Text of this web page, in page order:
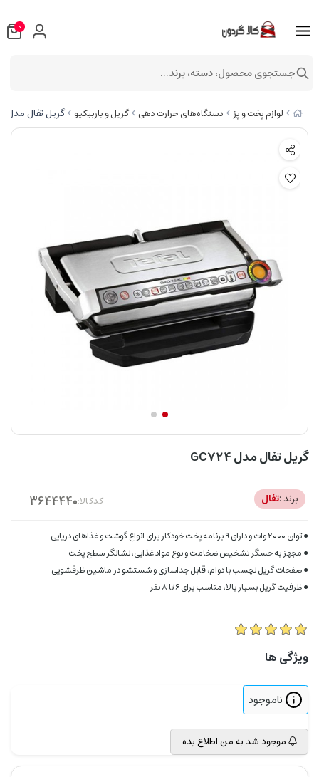
لوازم پخت و پز دستگاه‌های حرارت دهی گریل و باربیکیو گریل تفال مدل GC724
گریل تفال مدل GC724
برند :تفال کدکالا:
● توان ۲۰۰۰ وات و دارای ۹ برنامه پخت خودکار برای انواع گوشت و غذاهای دریایی
● مجهز به حسگر تشخیص ضخامت و نوع مواد غذایی، نشانگر سطح پخت
● صفحات گریل نچسب با دوام، قابل جداسازی و شستشو در ماشین ظرفشویی
● ظرفیت گریل بسیار بالا، مناسب برای ۶ تا ۸ نفر
ویژگی ها
ناموجود
موجود شد به من اطلاع بده
0
جستجوی محصول، دسته، برند...